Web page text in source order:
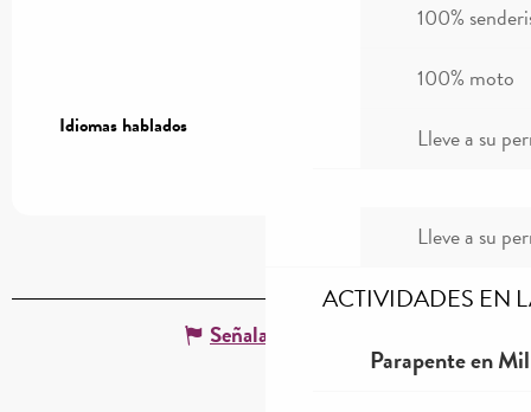
100%
100% moto
Lleve a su
Lleve a su
ACTIVIDADES EN
Parapente en
Idiomas hablados
Idiomas hablados
Señalar un error